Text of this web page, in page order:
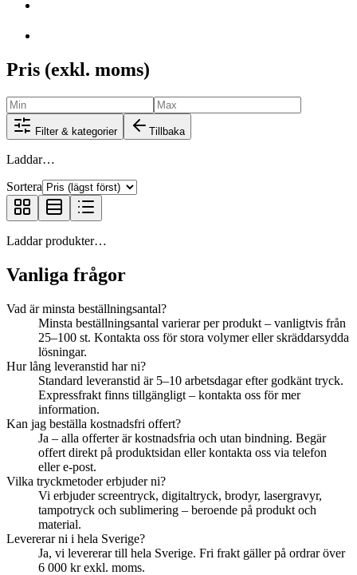
Pris (exkl. moms)
Filter & kategorier Tillbaka
Laddar…
Sortera
Laddar produkter…
Vanliga frågor
Vad är minsta beställningsantal?
Minsta beställningsantal varierar per produkt – vanligtvis från
25–100 st. Kontakta oss för stora volymer eller skräddarsydda
lösningar.
Hur lång leveranstid har ni?
Standard leveranstid är 5–10 arbetsdagar efter godkänt tryck.
Expressfrakt finns tillgängligt – kontakta oss för mer
information.
Kan jag beställa kostnadsfri offert?
Ja – alla offerter är kostnadsfria och utan bindning. Begär
offert direkt på produktsidan eller kontakta oss via telefon
eller e-post.
Vilka tryckmetoder erbjuder ni?
Vi erbjuder screentryck, digitaltryck, brodyr, lasergravyr,
tampotryck och sublimering – beroende på produkt och
material.
Levererar ni i hela Sverige?
Ja, vi levererar till hela Sverige. Fri frakt gäller på ordrar över
6 000 kr exkl. moms.